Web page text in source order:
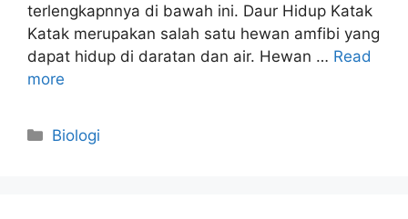
terlengkapnnya di bawah ini. Daur Hidup Katak
Katak merupakan salah satu hewan amfibi yang
dapat hidup di daratan dan air. Hewan … Read
more
Categories
Biologi